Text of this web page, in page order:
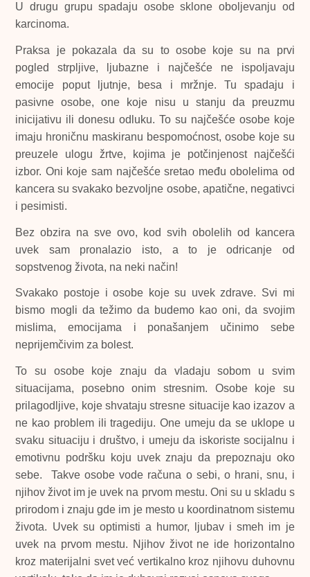
U drugu grupu spadaju osobe sklone oboljevanju od
karcinoma.
Praksa je pokazala da su to osobe koje su na prvi
pogled strpljive, ljubazne i najčešće ne ispoljavaju
emocije poput ljutnje, besa i mržnje. Tu spadaju i
pasivne osobe, one koje nisu u stanju da preuzmu
inicijativu ili donesu odluku. To su najčešće osobe koje
imaju hroničnu maskiranu bespomoćnost, osobe koje su
preuzele ulogu žrtve, kojima je potčinjenost najčešći
izbor. Oni koje sam najčešće sretao među obolelima od
kancera su svakako bezvoljne osobe, apatične, negativci
i pesimisti.
Bez obzira na sve ovo, kod svih obolelih od kancera
uvek sam pronalazio isto, a to je odricanje od
sopstvenog života, na neki način!
Svakako postoje i osobe koje su uvek zdrave. Svi mi
bismo mogli da težimo da budemo kao oni, da svojim
mislima, emocijama i ponašanjem učinimo sebe
neprijemčivim za bolest.
To su osobe koje znaju da vladaju sobom u svim
situacijama, posebno onim stresnim. Osobe koje su
prilagodljive, koje shvataju stresne situacije kao izazov a
ne kao problem ili tragediju. One umeju da se uklope u
svaku situaciju i društvo, i umeju da iskoriste socijalnu i
emotivnu podršku koju uvek znaju da prepoznaju oko
sebe. Takve osobe vode računa o sebi, o hrani, snu, i
njihov život im je uvek na prvom mestu. Oni su u skladu s
prirodom i znaju gde im je mesto u koordinatnom sistemu
života. Uvek su optimisti a humor, ljubav i smeh im je
uvek na prvom mestu. Njihov život ne ide horizontalno
kroz materijalni svet već vertikalno kroz njihovu duhovnu